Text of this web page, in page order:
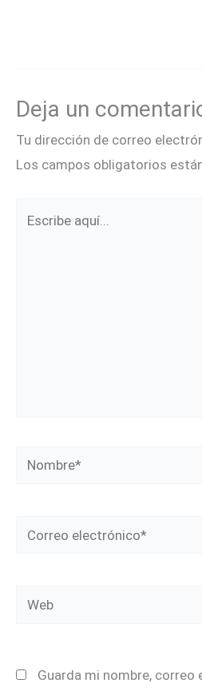
Deja un
Tu dirección de correo
Los campos obligatorios
Nombre*
Correo
Web
Guarda mi nombre, correo